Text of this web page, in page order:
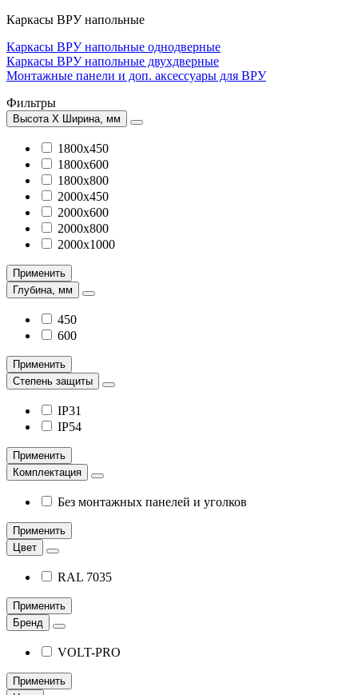
Каркасы ВРУ напольные
Каркасы ВРУ напольные однодверные
Каркасы ВРУ напольные двухдверные
Монтажные панели и доп. аксессуары для ВРУ
Фильтры
Высота Х Ширина, мм
1800х450
1800х600
1800х800
2000х450
2000х600
2000х800
2000х1000
Применить
Глубина, мм
450
600
Применить
Степень защиты
IP31
IP54
Применить
Комплектация
Без монтажных панелей и уголков
Применить
Цвет
RAL 7035
Применить
Бренд
VOLT-PRO
Применить